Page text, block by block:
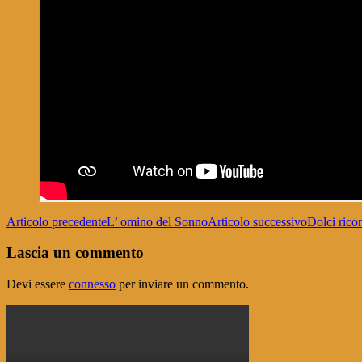
Navigazione
articolo
Articolo precedenteL’ omino del SonnoArticolo successivoDolci
Lascia un commento
Devi essere connesso per inviare un commento.